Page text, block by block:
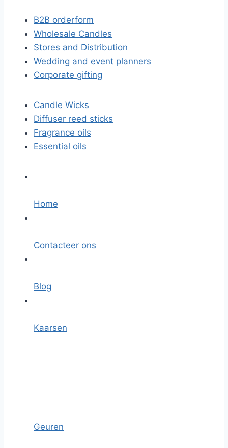
B2B orderform
Wholesale Candles
Stores and Distribution
Wedding and event planners
Corporate gifting
Candle Wicks
Diffuser reed sticks​
Fragrance oils
Essential oils
Home
Contacteer ons
Blog
Kaarsen
Geuren